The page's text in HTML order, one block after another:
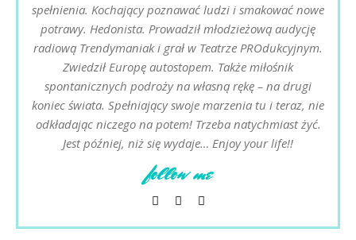
spełnienia. Kochający poznawać ludzi i smakować nowe
potrawy. Hedonista. Prowadził młodzieżową audycję
radiową Trendymaniak i grał w Teatrze PROdukcyjnym.
Zwiedził Europę autostopem. Także miłośnik
spontanicznych podroży na własną rękę – na drugi
koniec świata. Spełniający swoje marzenia tu i teraz, nie
odkładając niczego na potem! Trzeba natychmiast żyć.
Jest później, niż się wydaje… Enjoy your life!!
follow me